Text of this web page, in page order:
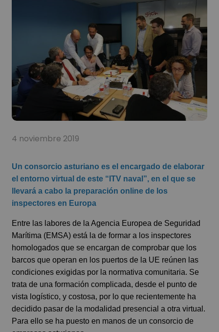
4 noviembre 2019
Un consorcio asturiano es el encargado de elaborar
el entorno virtual de este “ITV naval”, en el que se
llevará a cabo la preparación online de los
inspectores en Europa
Entre las labores de la Agencia Europea de Seguridad
Marítima (EMSA) está la de formar a los inspectores
homologados que se encargan de comprobar que los
barcos que operan en los puertos de la UE reúnen las
condiciones exigidas por la normativa comunitaria. Se
trata de una formación complicada, desde el punto de
vista logístico, y costosa, por lo que recientemente ha
decidido pasar de la modalidad presencial a otra virtual.
Para ello se ha puesto en manos de un consorcio de